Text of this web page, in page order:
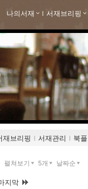
나의서재 ｌ 서재브리핑
재브리핑 ｌ 서재관리 ｌ 북플
펼쳐보기 5개 날짜순
지막